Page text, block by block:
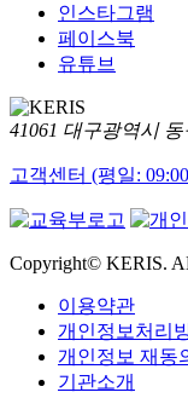
인스타그램
페이스북
유튜브
41061 대구광역시
고객센터 (평일:
Copyright© KERIS.
이용약관
개인정보처리
개인정보 재동
기관소개